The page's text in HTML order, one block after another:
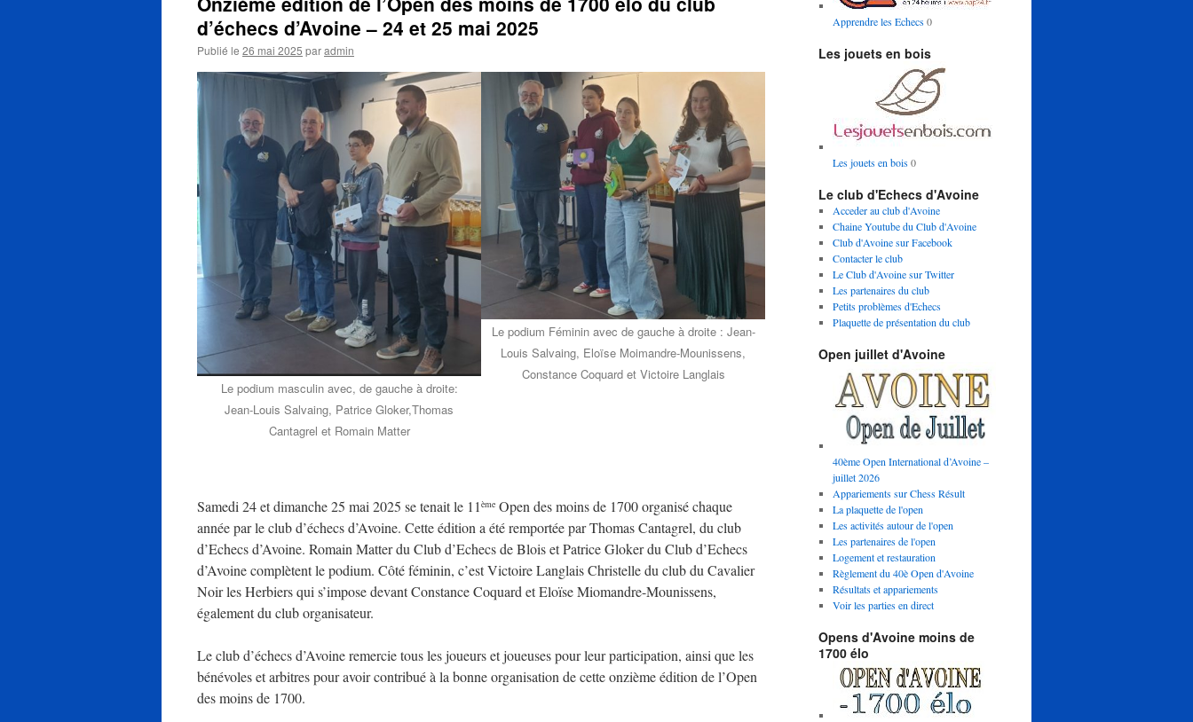
d’échecs d’Avoine – 24 et 25 mai 2025
Publié le 26 mai 2025 paradmin
Le podium masculin avec, de gauche à droite:
Jean-Louis Salvaing, Patrice Gloker,Thomas
Cantagrel et Romain Matter
Le podium Féminin avec de gauche à droite : Jean-
Louis Salvaing, Eloïse Moimandre-Mounissens,
Constance Coquard et Victoire Langlais
Samedi 24 et dimanche 25 mai 2025 se tenait le 11 ème Open des moins de 1700 organisé chaque
année par le club d’échecs d’Avoine. Cette édition a été remportée par Thomas Cantagrel, du club
d’Echecs d’Avoine. Romain Matter du Club d’Echecs de Blois et Patrice Gloker du Club d’Echecs
d’Avoine complètent le podium. Côté féminin, c’est Victoire Langlais Christelle du club du Cavalier
Noir les Herbiers qui s’impose devant Constance Coquard et Eloïse Miomandre-Mounissens,
également du club organisateur.
Le club d’échecs d’Avoine remercie tous les joueurs et joueuses pour leur participation, ainsi que les
bénévoles et arbitres pour avoir contribué à la bonne organisation de cette onzième édition de l’Open
des moins de 1700.
Apprendre les Echecs0
Les jouets en bois
Les jouets en bois0
Le club d'Echecs d'Avoine
Acceder au club d'Avoine
Chaine Youtube du Club d'Avoine
Club d'Avoine sur Facebook
Contacter le club
Le Club d'Avoine sur Twitter
Les partenaires du club
Petits problèmes d'Echecs
Plaquette de présentation du club
Open juillet d'Avoine
40ème Open International d’Avoine –
juillet 2026
Appariements sur Chess Résult
La plaquette de l'open
Les activités autour de l'open
Les partenaires de l'open
Logement et restauration
Règlement du 40è Open d'Avoine
Résultats et appariements
Voir les parties en direct
Opens d'Avoine moins de
1700 élo